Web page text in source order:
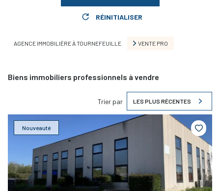
RÉINITIALISER
AGENCE IMMOBILIÈRE À TOURNEFEUILLE VENTE PRO
Biens immobiliers professionnels à vendre
Trier par LES PLUS RÉCENTES
Nouveauté